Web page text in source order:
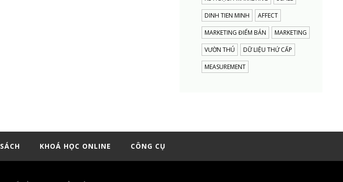
DINH TIEN MINH AFFECT
MARKETING ĐIỂM BÁN MARKETING
VƯỜN THÚ DỮ LIỆU THỨ CẤP
MEASUREMENT
SÁCH KHOÁ HỌC ONLINE CÔNG CỤ